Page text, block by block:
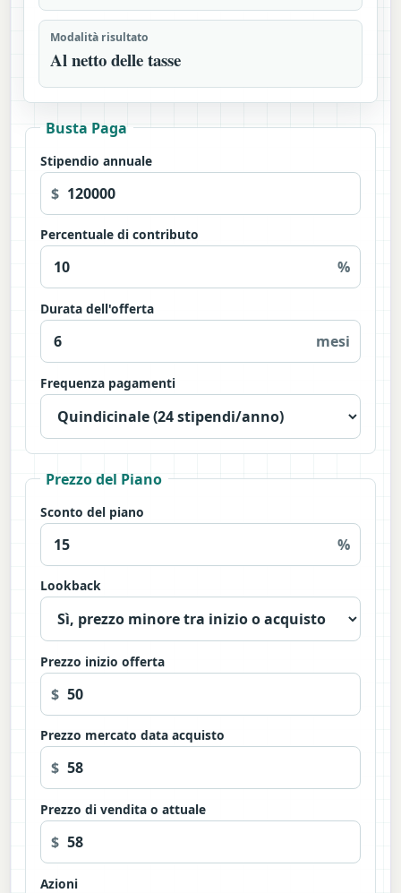
Modalità risultato
Al netto delle tasse
Busta Paga
Stipendio annuale
$
Percentuale di contributo
%
Durata dell'offerta
mesi
Frequenza pagamenti
Prezzo del Piano
Sconto del piano
%
Lookback
Prezzo inizio offerta
$
Prezzo mercato data acquisto
$
Prezzo di vendita o attuale
$
Azioni